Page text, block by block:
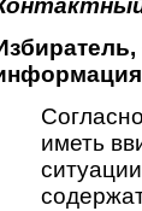
иметь